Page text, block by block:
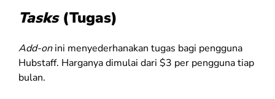
Tasks (Tugas)
Add-onini menyederhanakan tugas bagi pengguna
Hubstaff. Harganya dimulai dari $3 per pengguna tiap
bulan.